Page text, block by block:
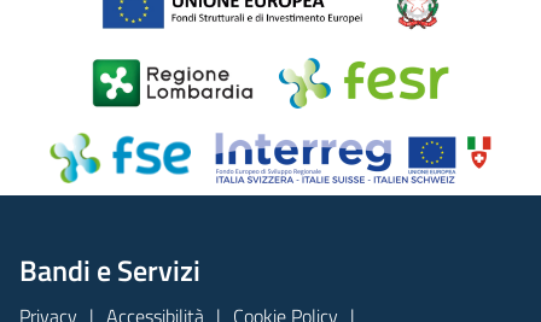
Bandi e Servizi
Privacy Accessibilità Cookie Policy